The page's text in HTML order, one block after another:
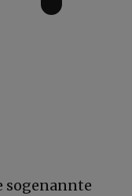
sogenannte